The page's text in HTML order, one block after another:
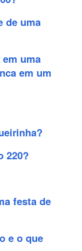
de uma
uma
em um
220?
festa de
e o que